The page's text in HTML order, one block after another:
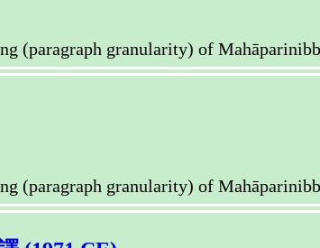
granularity) of
granularity) of